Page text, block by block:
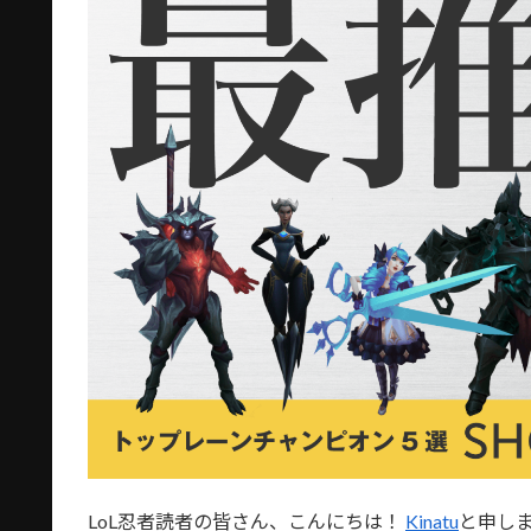
LoL忍者読者の皆さん、こんにちは！ Kinatuと申し